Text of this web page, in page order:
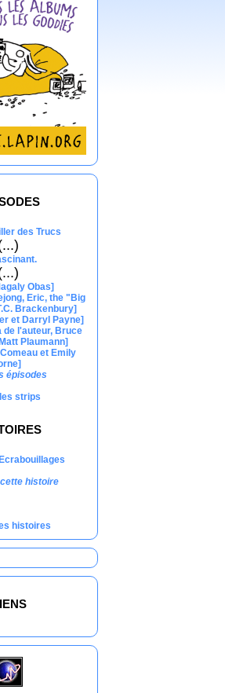
des Trucs
Obas]
Eric, the "Big
Brackenbury]
et Darryl Payne]
de l'auteur, Bruce
Plaumann]
et Emily
épisodes
strips
Ecrabouillages
histoire
histoires